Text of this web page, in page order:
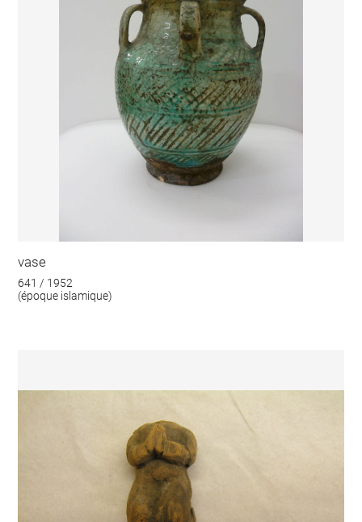
vase
641 / 1952
(époque islamique)